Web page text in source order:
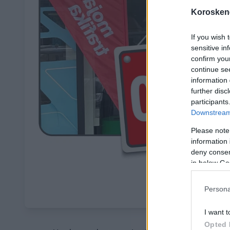
If you wish
sensitive
confirm
continue
information
further
Please
information
deny
in below
I want
Opted